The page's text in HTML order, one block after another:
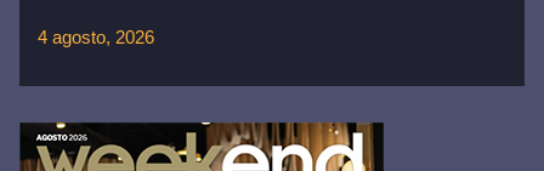
4 agosto, 2026